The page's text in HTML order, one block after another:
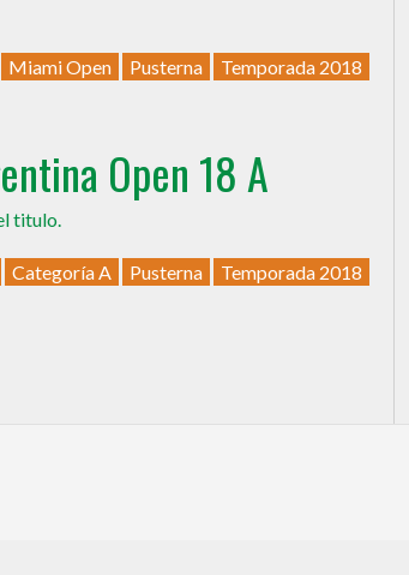
Miami Open Pusterna Temporada 2018
Open 18 A
titulo.
Categoría A Pusterna Temporada 2018